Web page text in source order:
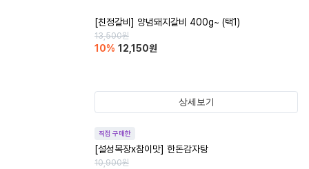
[친정갈비] 양념돼지갈비 400g~ (택1)
13,500원
10% 12,150원
상세보기
직접 구매한
[설성목장x참이맛] 한돈감자탕
10,900원